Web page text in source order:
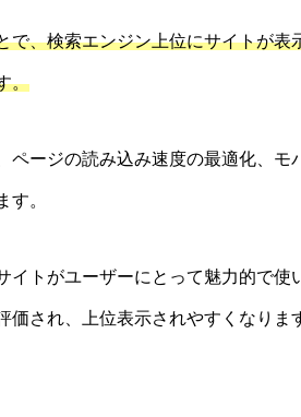
で、検索エンジン上位にサイトが表
。
ページの読み込み速度の最適化、モ
す。
イトがユーザーにとって魅力的で使
され、上位表示されやすくなりま